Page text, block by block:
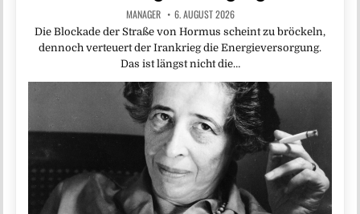
MANAGER 6. AUGUST 2026
Die Blockade der Straße von Hormus scheint zu bröckeln,
dennoch verteuert der Irankrieg die Energieversorgung.
Das ist längst nicht die…